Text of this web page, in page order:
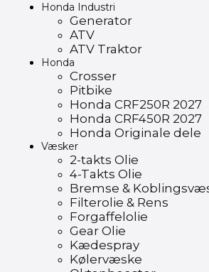
Honda Industri
Generator
ATV
ATV Traktor
Honda
Crosser
Pitbike
Honda CRF250R 2027
Honda CRF450R 2027
Honda Originale dele
Væsker
2-takts Olie
4-Takts Olie
Bremse &
Filterolie & Rens
Forgaffelolie
Gear Olie
Kædespray
Kølervæske